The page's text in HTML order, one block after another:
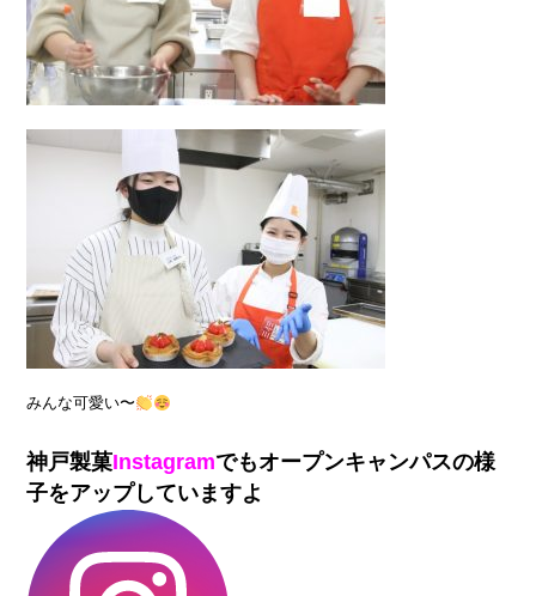
みんな可愛い〜
神戸製菓Instagramでもオープンキャンパスの様
子をアップしていますよ